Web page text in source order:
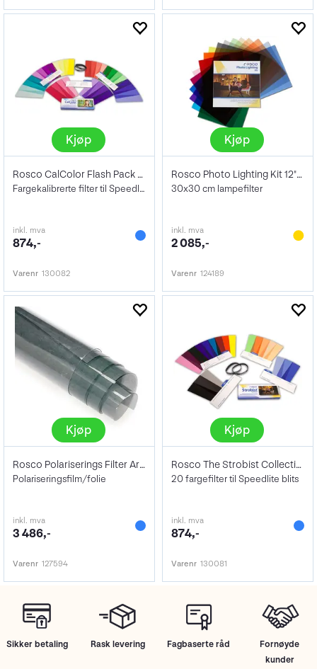
Kjøp
Rosco CalColor Flash Pack KIT
Fargekalibrerte filter til Speedlight
inkl. mva
874,-
Varenr 130082
Kjøp
Rosco Photo Lighting Kit 12"x12"
30x30 cm lampefilter
inkl. mva
2 085,-
Varenr 124189
Kjøp
Rosco Polariserings Filter Ark 43x51cm
Polariseringsfilm/folie
inkl. mva
3 486,-
Varenr 127594
Kjøp
Rosco The Strobist Collection kit
20 fargefilter til Speedlite blits
inkl. mva
874,-
Varenr 130081
Sikker betaling Rask levering Fagbaserte råd
Fornøyde
kunder